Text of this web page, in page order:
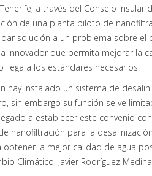
a través del Consejo
de una planta piloto de
solución a un problema sobre el
innovador que permita mejorar la
llega a los estándares necesarios.
hay instalado un sistema de
sin embargo su función se ve
a establecer este convenio
nanofiltración para la
la mejor calidad de agua
Climático, Javier Rodríguez